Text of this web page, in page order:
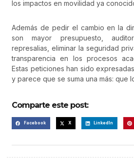
los impactos en movilidad ya
Además de pedir el cambio en la
son mayor presupuesto,
represalias, eliminar la seguridad
transparencia en los procesos
Estas peticiones han sido
y parece que se suma una más: que
Comparte este post:
Facebook X LinkedIn